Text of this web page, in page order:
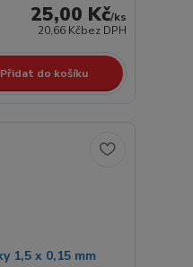
25,00 Kč/ks
20,66 Kčbez DPH
Přidat do košíku